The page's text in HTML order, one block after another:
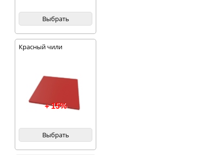
Выбрать
Красный чили
+ 15%
Выбрать